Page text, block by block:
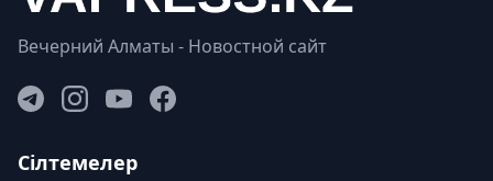
Вечерний Алматы - Новостной сайт
Сілтемелер